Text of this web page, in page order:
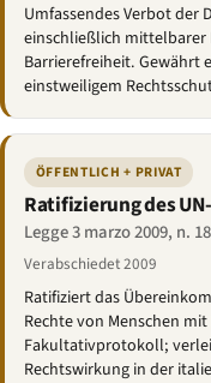
Umfassendes Verbot der
einschließlich
Barrierefreiheit. Gewährt
einstweiligem
ÖFFENTLICH + PRIVAT
Ratifizierung des
Legge 3 marzo 2009, n. 18
Verabschiedet 2009
Ratifiziert das
Rechte von Menschen
Fakultativprotokoll;
Rechtswirkung in der